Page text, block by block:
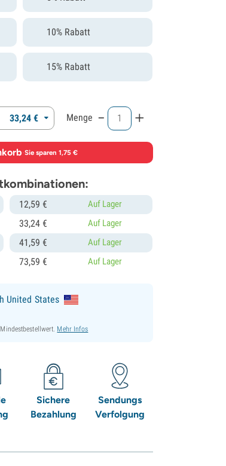
10% Rabatt
15% Rabatt
33,24 € Menge - +
·Sie sparen 1,75 €
12,59 € Auf Lager
33,24 € Auf Lager
41,59 € Auf Lager
73,59 € Auf Lager
United States
Mehr Infos
Sichere
Bezahlung
Sendungs
Verfolgung